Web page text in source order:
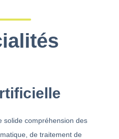
solide compréhension des
de traitement de